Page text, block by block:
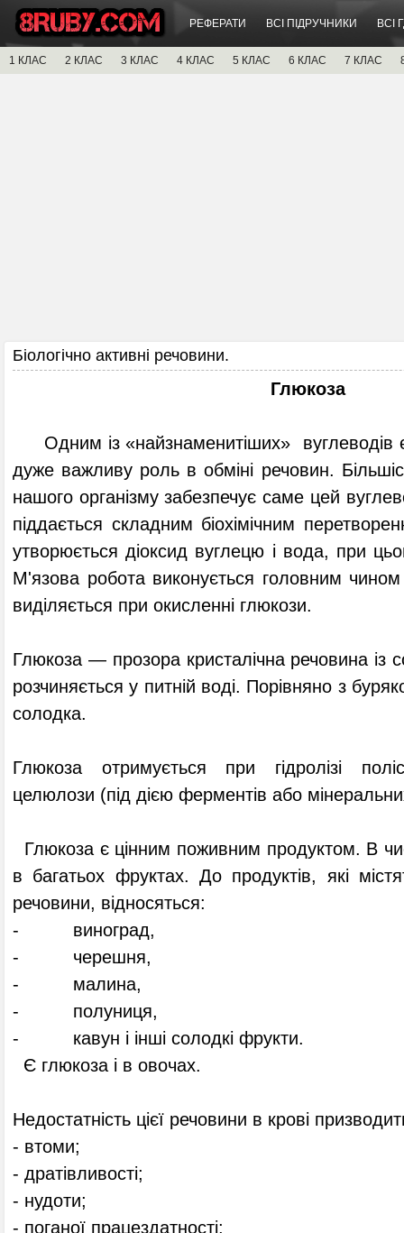
РЕФЕРАТИ ВСІ ПІДРУЧНИКИ ВСІ
1 КЛАС 2 КЛАС 3 КЛАС 4 КЛАС 5 КЛАС 6 КЛАС 7 КЛАС
Біологічно активні речовини.
Глюкоза
Одним із «найзнаменитіших» вуглеводів є
дуже важливу роль в обміні речовин.
нашого організму забезпечує саме цей
піддається складним біохімічним
утворюється діоксид вуглецю і вода, при
М'язова робота виконується головним чином
виділяється при окисленні глюкози.
Глюкоза — прозора кристалічна речовина
розчиняється у питній воді. Порівняно з
солодка.
Глюкоза отримується при гідролізі
целюлози (під дією ферментів або
Глюкоза є цінним поживним продуктом. В
в багатьох фруктах. До продуктів, які
речовини, відносяться:
- виноград,
- черешня,
- малина,
- полуниця,
- кавун і інші солодкі фрукти.
Є глюкоза і в овочах.
Недостатність цієї речовини в крові
- втоми;
- дратівливості;
- нудоти;
- поганої працездатності;